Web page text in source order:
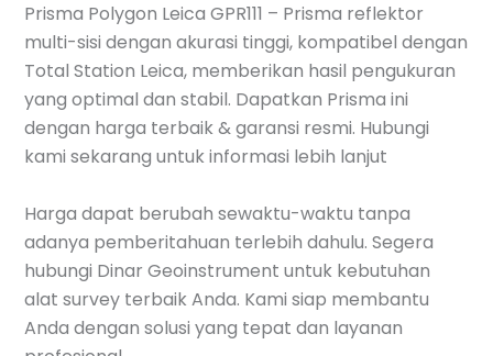
Prisma Polygon Leica GPR111 – Prisma reflektor
multi-sisi dengan akurasi tinggi, kompatibel dengan
Total Station Leica, memberikan hasil pengukuran
yang optimal dan stabil. Dapatkan Prisma ini
dengan harga terbaik & garansi resmi. Hubungi
kami sekarang untuk informasi lebih lanjut
Harga dapat berubah sewaktu-waktu tanpa
adanya pemberitahuan terlebih dahulu. Segera
hubungi Dinar Geoinstrument untuk kebutuhan
alat survey terbaik Anda. Kami siap membantu
Anda dengan solusi yang tepat dan layanan